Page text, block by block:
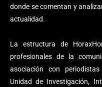
donde se comentan y
actualidad.
La estructura de
profesionales de la
asociación con
Unidad de Investigación,